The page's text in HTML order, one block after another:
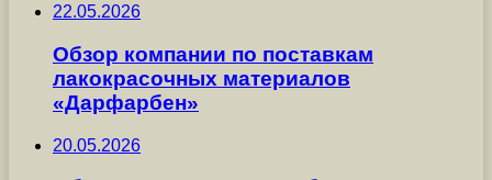
22.05.2026
Обзор компании по поставкам
лакокрасочных материалов
«Дарфарбен»
20.05.2026